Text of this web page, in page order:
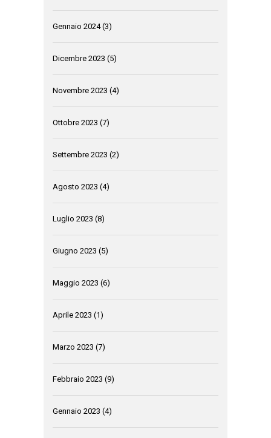
Gennaio 2024(3)
Dicembre 2023 (5)
Novembre 2023 (4)
Ottobre 2023 (7)
Settembre 2023 (2)
Agosto 2023 (4)
Luglio 2023 (8)
Giugno 2023 (5)
Maggio 2023 (6)
Aprile 2023 (1)
Marzo 2023 (7)
Febbraio 2023 (9)
Gennaio 2023 (4)